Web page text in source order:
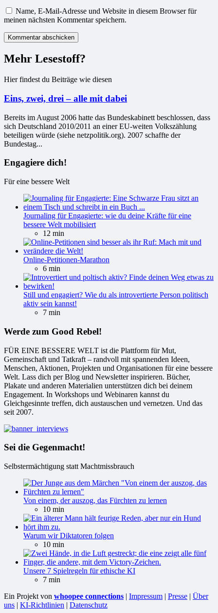
Name, E-Mail-Adresse und Website in diesem Browser für
meinen nächsten Kommentar speichern.
Mehr Lesestoff?
Hier findest du Beiträge wie diesen
Eins, zwei, drei – alle mit dabei
Bereits im August 2006 hatte das Bundeskabinett beschlossen, dass
sich Deutschland 2010/2011 an einer EU-weiten Volkszählung
beteiligen würde (siehe netzpolitik.org). 2007 schaffte der
Bundestag...
Engagiere dich!
Für eine bessere Welt
Journaling für Engagierte: wie du deine Kräfte für eine
bessere Welt mobilisiert
12 min
Online-Petitionen-Marathon
6 min
Still und engagiert? Wie du als introvertierte Person politisch
aktiv sein kannst!
7 min
Werde zum Good Rebel!
FÜR EINE BESSERE WELT ist die Plattform für Mut,
Gemeinschaft und Tatkraft – randvoll mit spannenden Ideen,
Menschen, Aktionen, Projekten und Organisationen für eine bessere
Welt. Lass dich per Blog und Newsletter inspirieren. Bücher,
Plakate und anderen Materialien unterstützen dich bei deinem
Engagement. In Workshops und Webinaren kannst du
Gleichgesinnte treffen, dich austauschen und vernetzen. Und das
seit 2007.
Sei die Gegenmacht!
Selbstermächtigung statt Machtmissbrauch
Von einem, der auszog, das Fürchten zu lernen
10 min
Warum wir Diktatoren folgen
10 min
Unsere 7 Spielregeln für ethische KI
7 min
Ein Projekt von whoopee connections | Impressum | Presse | Über
uns | KI-Richtlinien | Datenschutz